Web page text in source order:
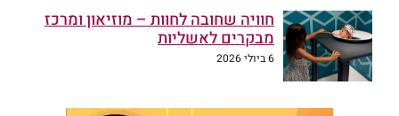
חוויה שחובה לחוות – מוזיאון ומרכז
מבקרים לאשליות
6 ביולי 2026